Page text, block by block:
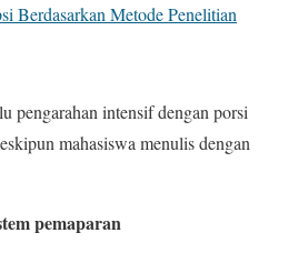
Berdasarkan Metode Penelitian
pengarahan intensif dengan porsi
mahasiswa menulis dengan
pemaparan